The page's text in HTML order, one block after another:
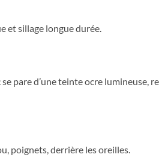
et sillage longue durée.
pare d’une teinte ocre lumineuse,
poignets, derrière les oreilles.